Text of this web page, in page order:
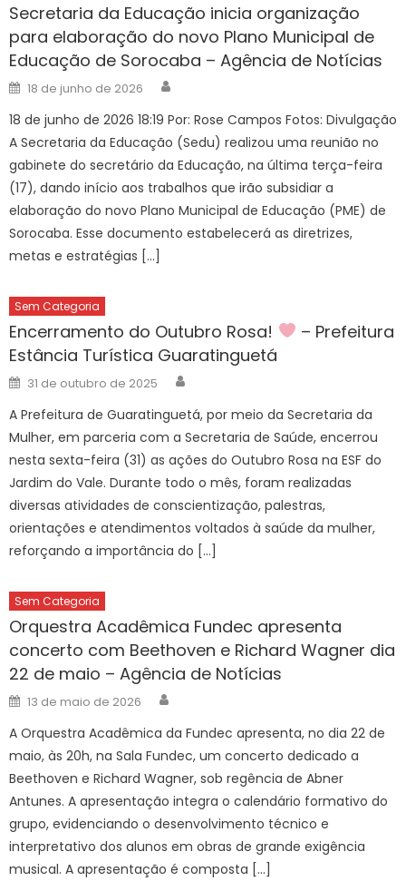
Secretaria da Educação inicia organização
para elaboração do novo Plano Municipal de
Educação de Sorocaba – Agência de Notícias
Posted
on
18 de junho de 2026
18 de junho de 2026 18:19 Por: Rose Campos Fotos: Divulgação
A Secretaria da Educação (Sedu) realizou uma reunião no
gabinete do secretário da Educação, na última terça-feira
(17), dando início aos trabalhos que irão subsidiar a
elaboração do novo Plano Municipal de Educação (PME) de
Sorocaba. Esse documento estabelecerá as diretrizes,
metas e estratégias […]
Sem Categoria
Encerramento do Outubro Rosa!
– Prefeitura
Estância Turística Guaratinguetá
Posted
on
31 de outubro de 2025
A Prefeitura de Guaratinguetá, por meio da Secretaria da
Mulher, em parceria com a Secretaria de Saúde, encerrou
nesta sexta-feira (31) as ações do Outubro Rosa na ESF do
Jardim do Vale. Durante todo o mês, foram realizadas
diversas atividades de conscientização, palestras,
orientações e atendimentos voltados à saúde da mulher,
reforçando a importância do […]
Sem Categoria
Orquestra Acadêmica Fundec apresenta
concerto com Beethoven e Richard Wagner dia
22 de maio – Agência de Notícias
Posted
on
13 de maio de 2026
A Orquestra Acadêmica da Fundec apresenta, no dia 22 de
maio, às 20h, na Sala Fundec, um concerto dedicado a
Beethoven e Richard Wagner, sob regência de Abner
Antunes. A apresentação integra o calendário formativo do
grupo, evidenciando o desenvolvimento técnico e
interpretativo dos alunos em obras de grande exigência
musical. A apresentação é composta […]